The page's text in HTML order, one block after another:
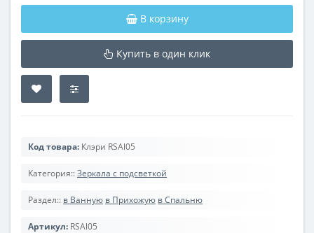
В корзину
Купить в один клик
Код товара: Клэри RSAl05
Категория::Зеркала с подсветкой
Раздел:: в Ванную в Прихожую в Спальню
Артикул: RSAl05